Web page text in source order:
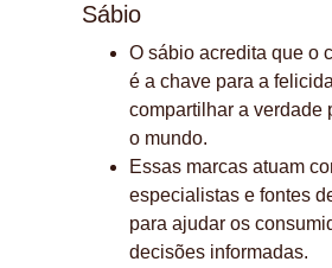
Sábio
O sábio acredita que o
é a chave para a
compartilhar a verdade
o mundo.
Essas marcas atuam
especialistas e fontes
para ajudar os
decisões informadas.